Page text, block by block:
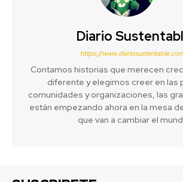
Diario
https://
Contamos historias que merecen
diferente y elegimos creer en las
comunidades y organizaciones, las
están empezando ahora en la mesa
que van a cambiar el